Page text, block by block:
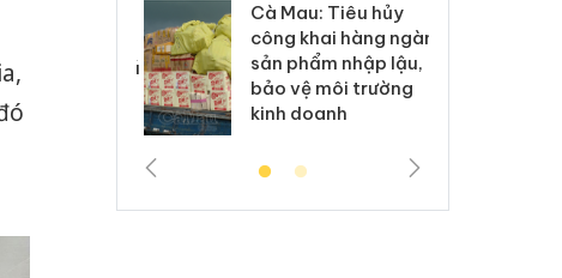
đường dây
giả tại Phú
ra đầu thú
Cà Mau: Tiêu hủy
công khai hàng ngàn
sản phẩm nhập lậu,
bảo vệ môi trường
kinh doanh